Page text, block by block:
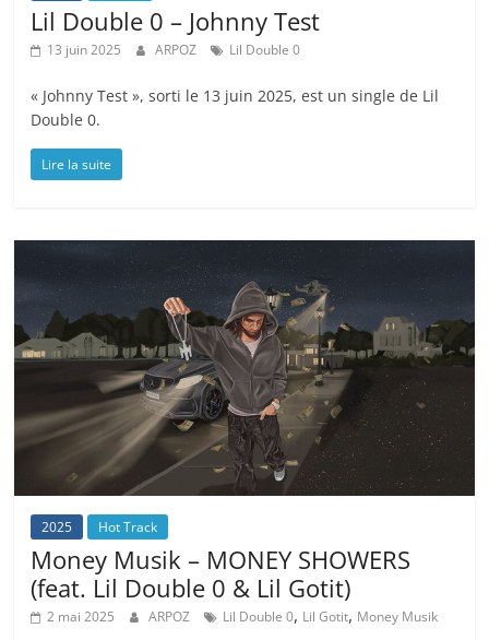
Lil Double 0 – Johnny Test
13 juin 2025 ARPOZ Lil Double 0
« Johnny Test », sorti le 13 juin 2025, est un single de Lil
Double 0.
Lire la suite
2025 Hot Track
Money Musik – MONEY SHOWERS
(feat. Lil Double 0 & Lil Gotit)
2 mai 2025 ARPOZ Lil Double 0, Lil Gotit, Money Musik